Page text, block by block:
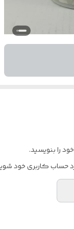
را بنویسید.
حساب کاربری خود